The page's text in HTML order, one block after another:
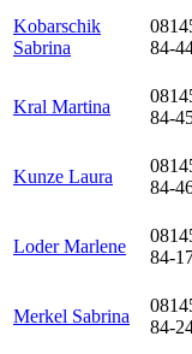
Kobarschik
Sabrina
84-
Kral Martina
84-
Kunze Laura
84-
Loder Marlene
84-
Merkel Sabrina
84-